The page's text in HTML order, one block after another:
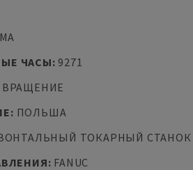
ЧАСЫ: 9271
ВРАЩЕНИЕ
: ПОЛЬША
ТОКАРНЫЙ СТАНОК
: FANUC